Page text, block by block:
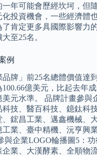
年可能會歷經坎坷，但
化投資機會，一些經濟體
肯定更多具國際影響力
至25名。
例
品牌」前25名總體價值達
億美元，比起去年
元水準。 品牌計畫參與
技、醫百科技、鐿鈦科
鋐昌工業、邁鑫機械、
業、臺中精機、沅亨興
與企業LOGO輪播圖5：功
業、大漢酵素、全順物